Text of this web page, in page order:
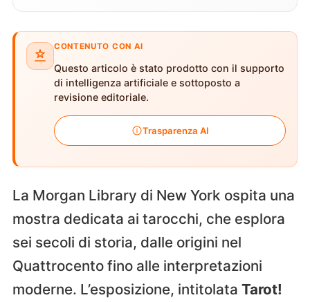
CONTENUTO CON AI
Questo articolo è stato prodotto con il supporto
di intelligenza artificiale e sottoposto a
revisione editoriale.
Trasparenza AI
La Morgan Library di New York ospita una
mostra dedicata ai tarocchi, che esplora
sei secoli di storia, dalle origini nel
Quattrocento fino alle interpretazioni
moderne. L’esposizione, intitolata Tarot!